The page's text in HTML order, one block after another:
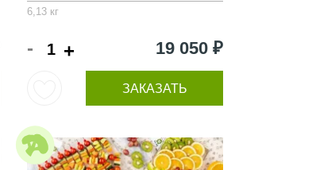
6,13 кг
- + 19 050 ₽
ЗАКАЗАТЬ